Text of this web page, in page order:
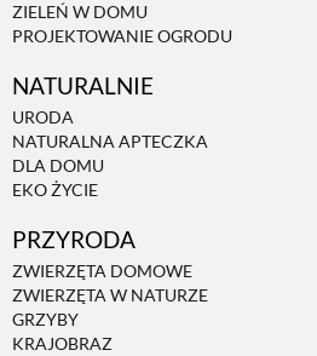
ZIELEŃ W DOMU
PROJEKTOWANIE OGRODU
NATURALNIE
URODA
NATURALNA APTECZKA
DLA DOMU
EKO ŻYCIE
PRZYRODA
ZWIERZĘTA DOMOWE
ZWIERZĘTA W NATURZE
GRZYBY
KRAJOBRAZ